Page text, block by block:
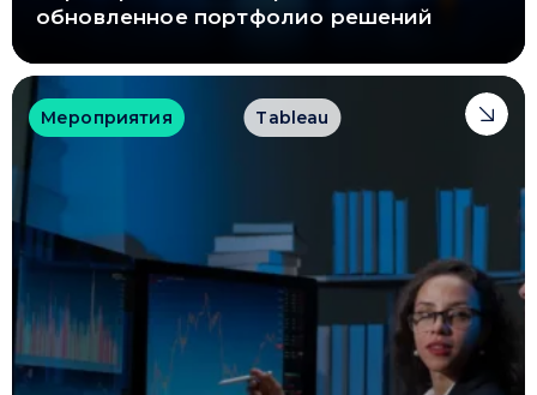
обновленное портфолио решений
Мероприятия Tableau
Привіт 👋, чим тобі допомогти?
Ми зазвичай відповідаємо дуже швидко